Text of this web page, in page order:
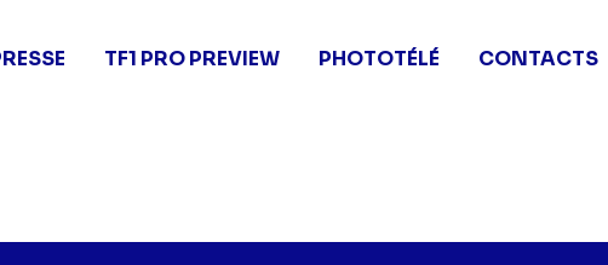
TF1 PRO PREVIEW PHOTOTÉLÉ CONTACTS